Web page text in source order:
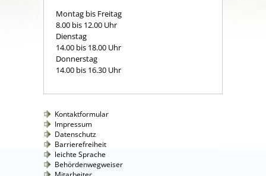
Montag bis Freitag
8.00 bis 12.00 Uhr
Dienstag
14.00 bis 18.00 Uhr
Donnerstag
14.00 bis 16.30 Uhr
Kontaktformular
Impressum
Datenschutz
Barrierefreiheit
leichte Sprache
Behördenwegweiser